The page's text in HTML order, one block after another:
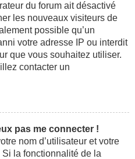
du forum ait désactivé
les nouveaux visiteurs de
possible qu’un
votre adresse IP ou interdit
que vous souhaitez utiliser.
contacter un
pas me connecter !
nom d’utilisateur et votre
la fonctionnalité de la